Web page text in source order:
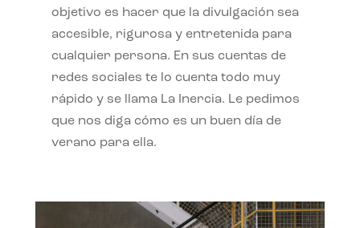
objetivo es hacer que la divulgación sea
accesible, rigurosa y entretenida para
cualquier persona. En sus cuentas de
redes sociales te lo cuenta todo muy
rápido y se llama La Inercia. Le pedimos
que nos diga cómo es un buen día de
verano para ella.